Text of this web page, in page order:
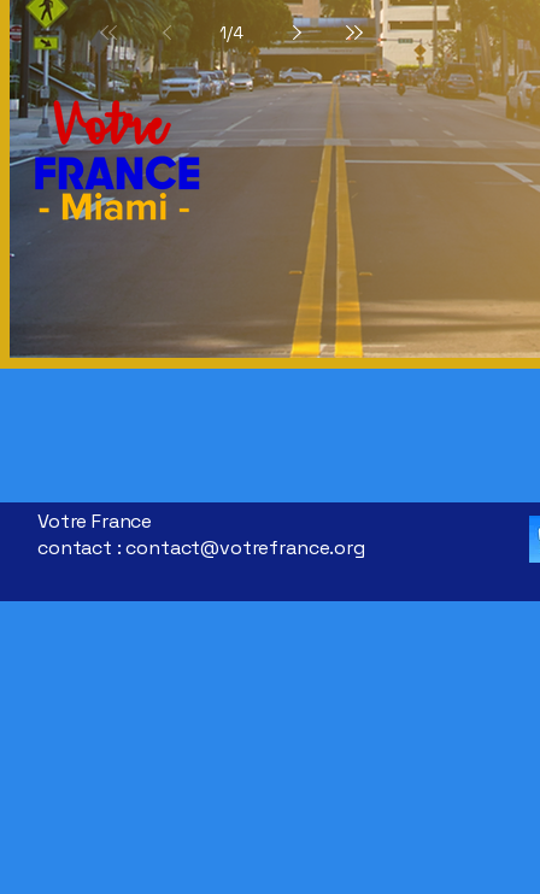
1/4
Votre France
contact : contact@votrefrance.org